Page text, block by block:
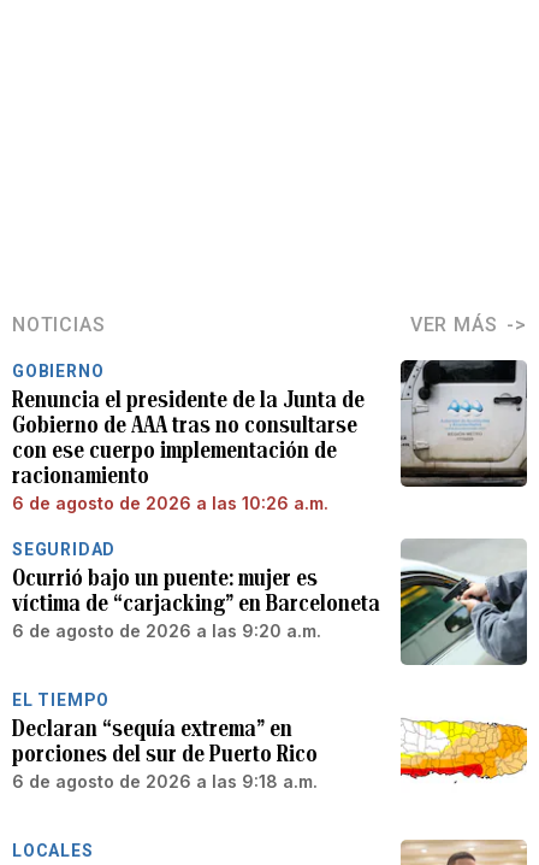
NOTICIAS VER MÁS
GOBIERNO
Renuncia el presidente de la Junta de
Gobierno de AAA tras no consultarse
con ese cuerpo implementación de
racionamiento
6 de agosto de 2026 a las 10:26 a.m.
SEGURIDAD
Ocurrió bajo un puente: mujer es
víctima de “carjacking” en Barceloneta
6 de agosto de 2026 a las 9:20 a.m.
EL TIEMPO
Declaran “sequía extrema” en
porciones del sur de Puerto Rico
6 de agosto de 2026 a las 9:18 a.m.
LOCALES